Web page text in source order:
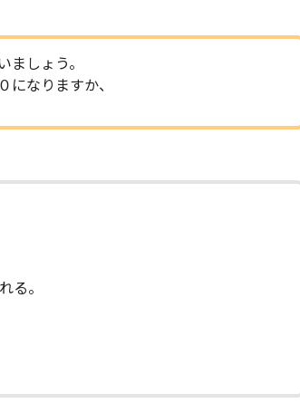
ましょう。
になりますか、
る。